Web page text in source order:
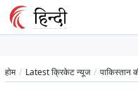
होम Latest क्रिकेट न्यूज पाकिस्तान की